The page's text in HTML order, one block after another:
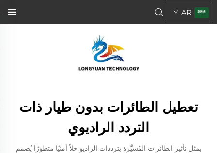
AR
تعطيل الطائرات بدون طيار ذات
التردد الراديوي
يمثل تأثير الطائرات المُسيَّرة بترددات الراديو حلاً أمنيًا متطورًا يُصمم